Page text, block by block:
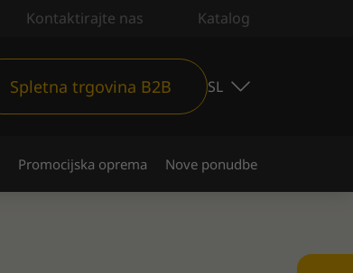
Kontaktirajte nas Katalog
Spletna trgovina B2B SL
Promocijska oprema Nove ponudbe